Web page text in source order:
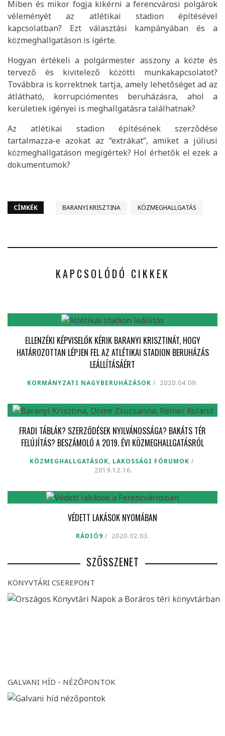
Miben és mikor fogja kikérni a ferencvárosi polgárok
véleményét az atlétikai stadion építésével
kapcsolatban? Ezt választási kampányában és a
közmeghallgatáson is ígérte.
Hogyan értékeli a polgármester asszony a közte és
tervező és kivitelező közötti munkakapcsolatot?
Továbbra is korrektnek tartja, amely lehetőséget ad az
átlátható, korrupciómentes beruházásra, ahol a
kerületiek igényei is meghallgatásra találhatnak?
Az atlétikai stadion építésének szerződése
tartalmazza-e azokat az “extrákat”, amiket a júliusi
közmeghallgatáson megígértek? Hol érhetők el ezek a
dokumentumok?
CÍMKÉK BARANYI KRISZTINA KÖZMEGHALLGATÁS
KAPCSOLÓDÓ CIKKEK
ELLENZÉKI KÉPVISELŐK KÉRIK BARANYI KRISZTINÁT, HOGY
HATÁROZOTTAN LÉPJEN FEL AZ ATLÉTIKAI STADION BERUHÁZÁS
LEÁLLÍTÁSÁÉRT
KORMÁNYZATI NAGYBERUHÁZÁSOK 2020.04.09.
FRADI TÁBLÁK? SZERZŐDÉSEK NYILVÁNOSSÁGA? BAKÁTS TÉR
FELÚJÍTÁS? BESZÁMOLÓ A 2019. ÉVI KÖZMEGHALLGATÁSRÓL
KÖZMEGHALLGATÁSOK, LAKOSSÁGI FÓRUMOK
2019.12.16.
VÉDETT LAKÁSOK NYOMÁBAN
RÁDIÓ9 2020.02.03.
SZÖSSZENET
KÖNYVTÁRI CSEREPONT
GALVANI HÍD - NÉZŐPONTOK